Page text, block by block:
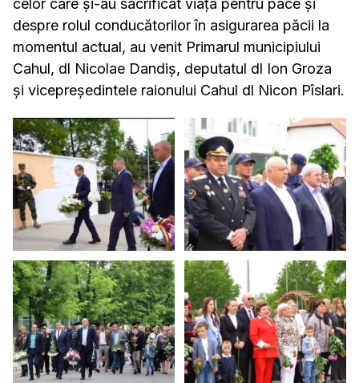
celor care și-au sacrificat viața pentru pace și
despre rolul conducătorilor în asigurarea păcii la
momentul actual, au venit Primarul municipiului
Cahul, dl Nicolae Dandiş, deputatul dl Ion Groza
și vicepreședintele raionului Cahul dl Nicon Pîslari.